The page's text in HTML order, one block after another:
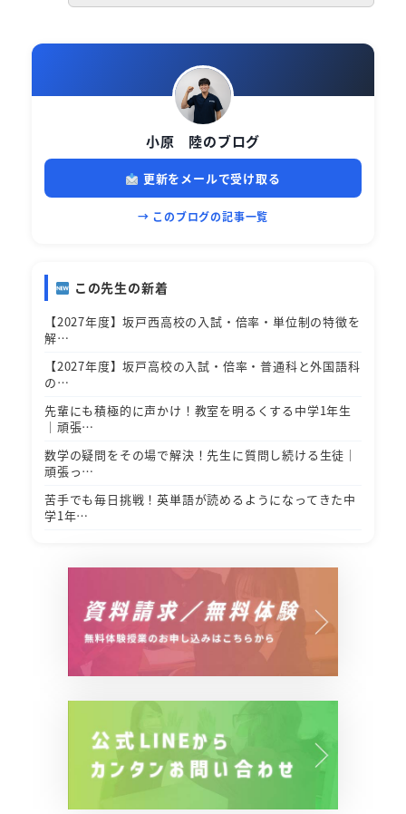
小原 陸のブログ
更新をメールで受け取る
→ このブログの記事一覧
この先生の新着
【2027年度】坂戸西高校の入試・倍率・単位制の特徴を
解…
【2027年度】坂戸高校の入試・倍率・普通科と外国語科
の…
先輩にも積極的に声かけ！教室を明るくする中学1年生
｜頑張…
数学の疑問をその場で解決！先生に質問し続ける生徒｜
頑張っ…
苦手でも毎日挑戦！英単語が読めるようになってきた中
学1年…